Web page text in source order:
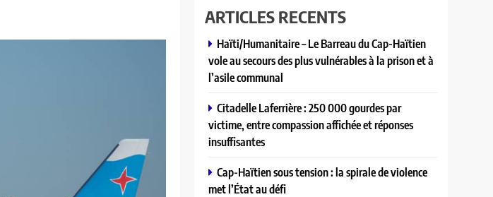
ARTICLES RECENTS
Haïti/Humanitaire – Le Barreau du Cap-Haïtien
vole au secours des plus vulnérables à la prison et à
l’asile communal
Citadelle Laferrière : 250 000 gourdes par
victime, entre compassion affichée et réponses
insuffisantes
Cap-Haïtien sous tension : la spirale de violence
met l’État au défi